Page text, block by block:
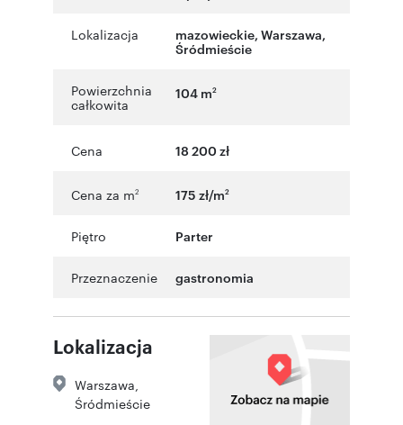
Lokalizacja mazowieckie, Warszawa,
Śródmieście
Powierzchnia
całkowita
104 m2
Cena 18 200 zł
Cena za m2 175 zł/m2
Piętro Parter
Przeznaczenie gastronomia
Lokalizacja
Warszawa
Śródmieście